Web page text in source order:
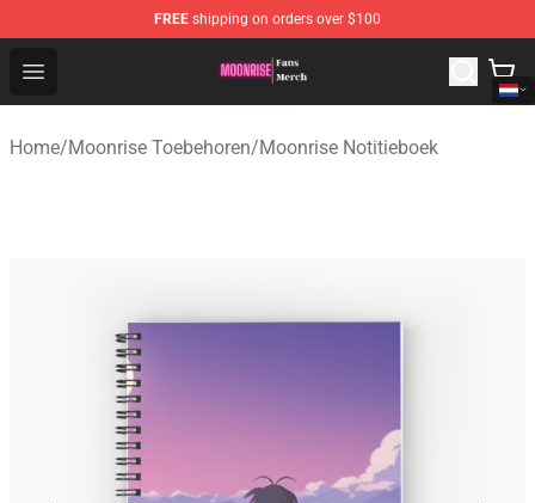
FREE shipping on orders over $100
Open menu
Moonrise Store - Official Moonrise Merchandise Shop
Home/Moonrise Toebehoren/Moonrise Notitieboek